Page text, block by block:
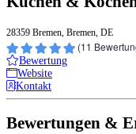
28359 Bremen, Bremen, DE
(11
Bewertung
Website
Kontakt
Bewertungen &